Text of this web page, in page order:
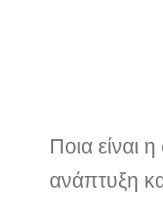
Ποια είναι
ανάπτυξη